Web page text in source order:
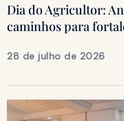
Dia do Agricultor:
caminhos para
28 de julho de 2026